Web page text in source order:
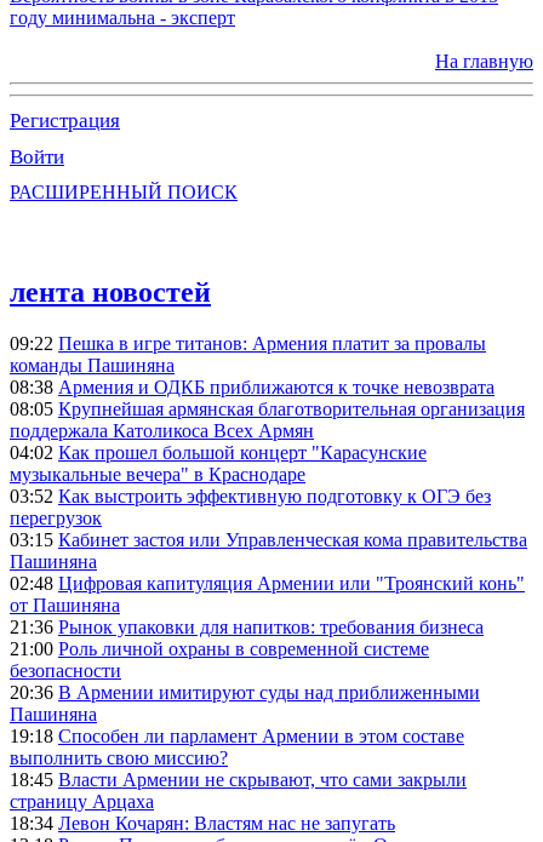
году минимальна - эксперт
На главную
Регистрация
Войти
РАСШИРЕННЫЙ ПОИСК
лента новостей
09:22 Пешка в игре титанов: Армения платит за провалы
команды Пашиняна
08:38 Армения и ОДКБ приближаются к точке невозврата
08:05 Крупнейшая армянская благотворительная организация
поддержала Католикоса Всех Армян
04:02 Как прошел большой концерт "Карасунские
музыкальные вечера" в Краснодаре
03:52 Как выстроить эффективную подготовку к ОГЭ без
перегрузок
03:15 Кабинет застоя или Управленческая кома правительства
Пашиняна
02:48 Цифровая капитуляция Армении или "Троянский конь"
от Пашиняна
21:36 Рынок упаковки для напитков: требования бизнеса
21:00 Роль личной охраны в современной системе
безопасности
20:36 В Армении имитируют суды над приближенными
Пашиняна
19:18 Способен ли парламент Армении в этом составе
выполнить свою миссию?
18:45 Власти Армении не скрывают, что сами закрыли
страницу Арцаха
18:34 Левон Кочарян: Властям нас не запугать